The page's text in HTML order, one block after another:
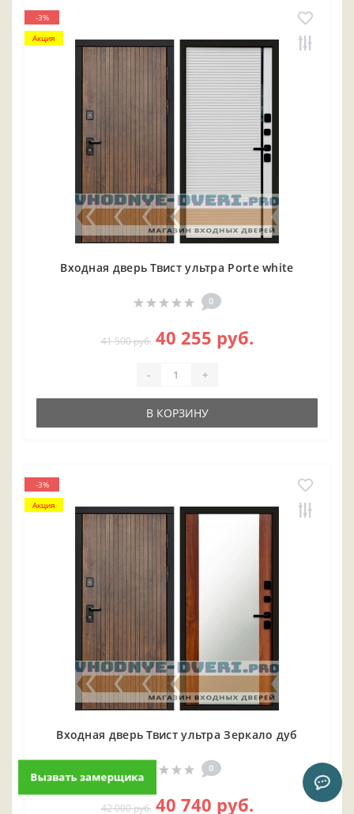
-3%
Акция
Входная дверь Твист ультра Porte white
0
41 500 руб. 40 255 руб.
- +
В КОРЗИНУ
-3%
Акция
Входная дверь Твист ультра Зеркало дуб
0
42 000 руб. 40 740 руб.
Вызвать замерщика